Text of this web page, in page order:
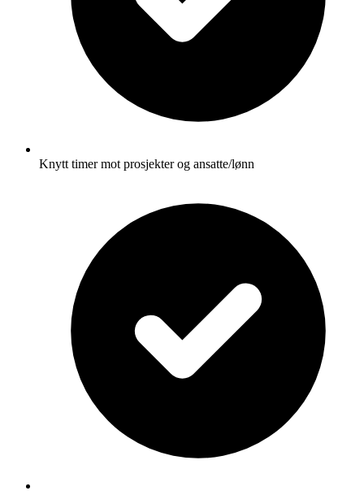
Knytt timer mot prosjekter og ansatte/lønn